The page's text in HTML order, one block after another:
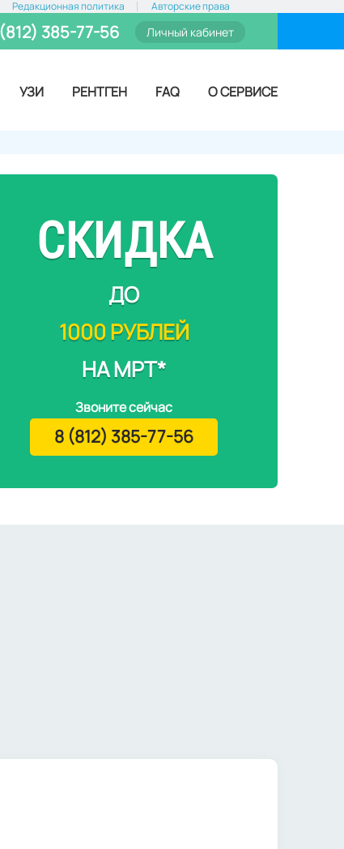
Редакционная политика Авторские права
385-77-56 Личный кабинет
УЗИ РЕНТГЕН FAQ О СЕРВИСЕ
СКИДКА
ДО
1000 РУБЛЕЙ
НА МРТ*
Звоните сейчас
8 (812) 385-77-56